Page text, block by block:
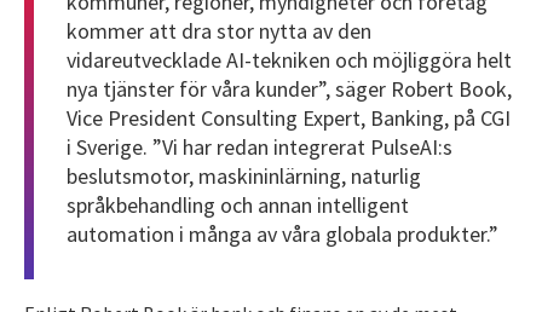
kommer att dra stor nytta av den
vidareutvecklade AI-tekniken och möjliggöra helt
nya tjänster för våra kunder”, säger Robert Book,
Vice President Consulting Expert, Banking, på CGI
i Sverige. ”Vi har redan integrerat PulseAI:s
beslutsmotor, maskininlärning, naturlig
språkbehandling och annan intelligent
automation i många av våra globala produkter.”